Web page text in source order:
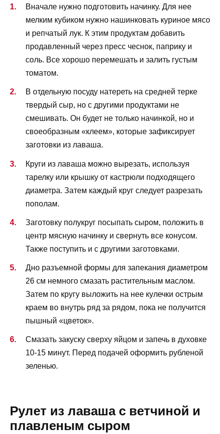
Вначале нужно подготовить начинку. Для нее
мелким кубиком нужно нашинковать куриное мясо
и репчатый лук. К этим продуктам добавить
продавленный через пресс чеснок, паприку и
соль. Все хорошо перемешать и залить густым
томатом.
В отдельную посуду натереть на средней терке
твердый сыр, но с другими продуктами не
смешивать. Он будет не только начинкой, но и
своеобразным «клеем», которые зафиксирует
заготовки из лаваша.
Круги из лаваша можно вырезать, используя
тарелку или крышку от кастрюли подходящего
диаметра. Затем каждый круг следует разрезать
пополам.
Заготовку полукруг посыпать сыром, положить в
центр мясную начинку и свернуть все конусом.
Также поступить и с другими заготовками.
Дно разъемной формы для запекания диаметром
26 см немного смазать растительным маслом.
Затем по кругу выложить на нее кулечки острым
краем во внутрь ряд за рядом, пока не получится
пышный «цветок».
Смазать закуску сверху яйцом и запечь в духовке
10-15 минут. Перед подачей оформить рубленой
зеленью.
Рулет из лаваша с ветчиной и
плавленым сыром